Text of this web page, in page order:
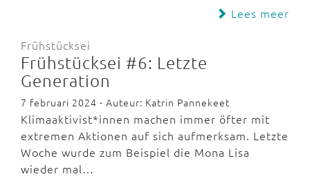
Lees meer
Frühstücksei
Frühstücksei #6: Letzte
Generation
7 februari 2024 - Auteur: Katrin Pannekeet
Klimaaktivist*innen machen immer öfter mit
extremen Aktionen auf sich aufmerksam. Letzte
Woche wurde zum Beispiel die Mona Lisa
wieder mal…